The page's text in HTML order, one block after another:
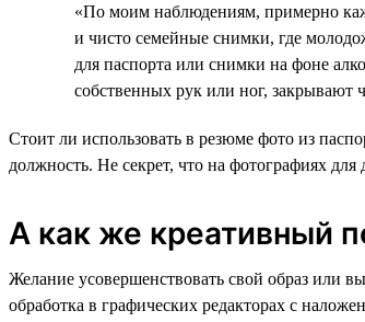
«По моим наблюдениям, примерно
и чисто семейные снимки, где
для паспорта или снимки на фоне
собственных рук или ног, закрывают
Стоит ли использовать в резюме фото из
должность. Не секрет, что на фотографиях
А как же креативный
Желание усовершенствовать свой образ или
обработка в графических редакторах с